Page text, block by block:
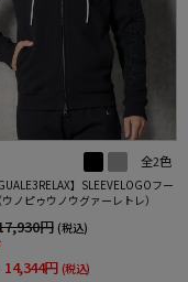
全2色
】SLEEVELOGOフー
ノピゥウノウグァーレトレ）
円 (税込)
14,344円 (税込)